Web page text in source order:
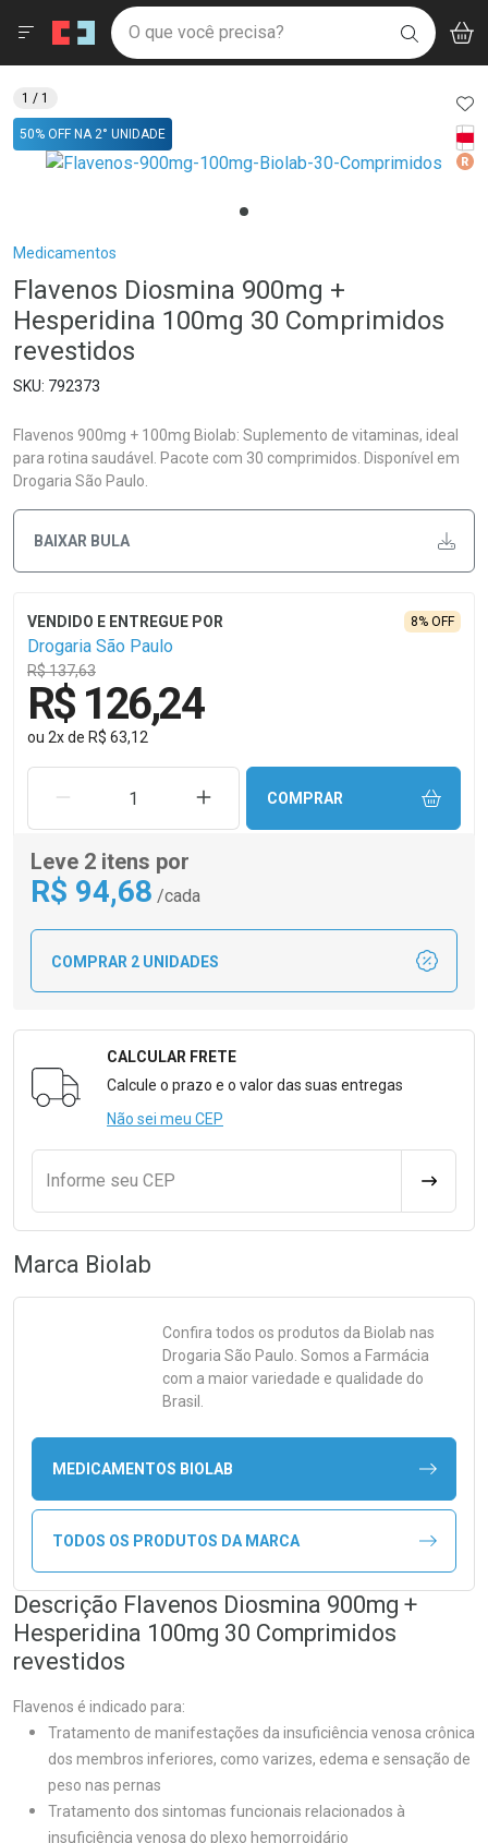
Drogaria São Paulo
Ir direto para a home
pela página
Ir direto para o conteúdo
Ir direto para a busca
Ir direto para a conta
Ir direto para a ajuda
Ir direto para a notificações
Ir direto para o carrinho
Faça a sua busca
O que você precisa? BUSCAR
Menu
Breadcrumb
Medicamentos
Flavenos Diosmina 900mg +
Hesperidina 100mg 30 Comprimidos
revestidos
792373
Flavenos 900mg + 100mg Biolab: Suplemento de vitaminas, ideal
para rotina saudável. Pacote com 30 comprimidos. Disponível em
Drogaria São Paulo.
BAIXAR BULA
Drogaria São Paulo
R$ 137,63
8% OFF
R$ 126,24
ou 2xde R$ 63,12
REMOVER UMA UNIDADEAUMENTAR UMA UNIDADE
COMPRAR
Leve 2 itens por
R$ 94,68 /cada
COMPRAR 2 UNIDADES
Formulário para Calcular o Frete
CALCULAR FRETE
Calcule o prazo e o valor das suas entregas
Não sei meu CEP
Informe seu CEP
50% OFF NA 2° UNIDADE
1 / 1
Marca Biolab
Confira todos os produtos da Biolab nas
Drogaria São Paulo. Somos a Farmácia
com a maior variedade e qualidade do
Brasil.
MEDICAMENTOS BIOLAB
TODOS OS PRODUTOS DA MARCA
Descrição Flavenos Diosmina 900mg +
Hesperidina 100mg 30 Comprimidos
revestidos
Flavenos é indicado para:
Tratamento de manifestações da insuficiência venosa crônica
dos membros inferiores, como varizes, edema e sensação de
peso nas pernas
Tratamento dos sintomas funcionais relacionados à
insuficiência venosa do plexo hemorroidário